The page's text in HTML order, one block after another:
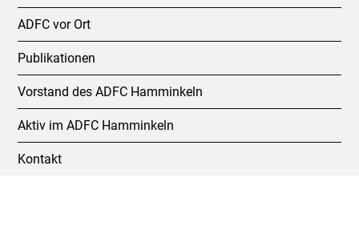
ADFC vor Ort
Publikationen
Vorstand des ADFC Hamminkeln
Aktiv im ADFC Hamminkeln
Kontakt